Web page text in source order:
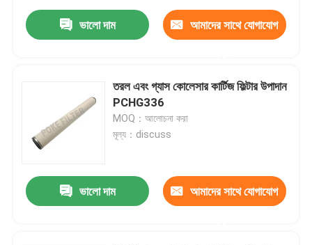
ভালো দাম আমাদের সাথে যোগাযোগ
তরল এবং গ্যাস কোলেসার কার্টিজ ফিল্টার উপাদান
PCHG336
MOQ：আলোচনা করা
মূল্য：discuss
ভালো দাম আমাদের সাথে যোগাযোগ